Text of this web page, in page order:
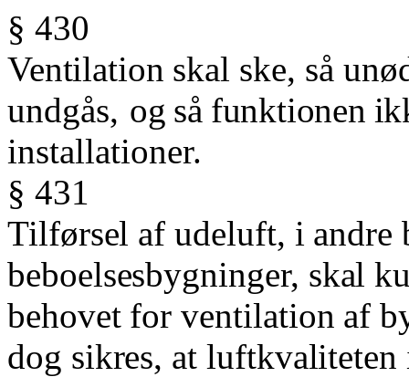
§ 430
Ventilation skal ske, så
undgås, og så funktionen
installationer.
§ 431
Tilførsel af udeluft, i andre
beboelsesbygninger, skal
behovet for ventilation af
dog sikres, at